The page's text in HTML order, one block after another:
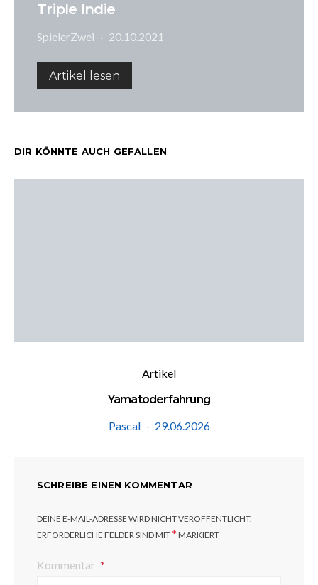
Triple Indie
SpielerZwei 20.10.2021
Artikel lesen
DIR KÖNNTE AUCH GEFALLEN
Artikel
Yamatoderfahrung
Pascal
29.06.2026
SCHREIBE EINEN KOMMENTAR
DEINE E-MAIL-ADRESSE WIRD NICHT VERÖFFENTLICHT.
ERFORDERLICHE FELDER SIND MIT* MARKIERT
Kommentar